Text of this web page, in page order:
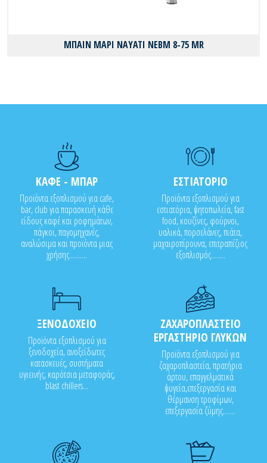
ΜΠΑΙΝ ΜΑΡΙ NAYATI NEBM 8-75 MR
ΚΑΦΕ - ΜΠΑΡ
Προϊόντα εξοπλισμού για cafe,
bar, club για παρασκευή κάθε
είδους καφέ και ροφημάτων,
πάγκοι, παγομηχανές,
αναλώσιμα και προϊόντα μιας
χρήσης..........
ΕΣΤΙΑΤΟΡΙΟ
Προϊόντα εξοπλισμού για
εστιατόρια, ψητοπωλεία, fast
food, κουζίνες, φούρνοι,
υαλικά, πορσελάνες, πιάτα,
μαχαιροπίρουνα, επιτραπέζιος
εξοπλισμός........
ΞΕΝΟΔΟΧΕΙΟ
Προϊόντα εξοπλισμού για
ξενοδοχεία, ανοξείδωτες
κατασκευές, συστήματα
υγιεινής, καρότσια μεταφοράς,
blast chillers...
ΖΑΧΑΡΟΠΛΑΣΤΕΙΟ
ΕΡΓΑΣΤΗΡΙΟ ΓΛΥΚΩΝ
Προϊόντα εξοπλισμού για
ζαχαροπλαστεία, πρατήρια
άρτου, επαγγελματικά
ψυγεία,επεξεργασία και
θέρμανση τροφίμων,
επεξεργασία ζύμης.......